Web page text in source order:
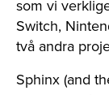
som vi
Switch,
två andra
Sphinx (and